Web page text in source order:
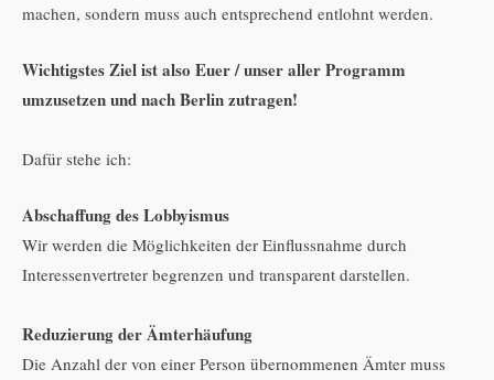
machen, sondern muss auch entsprechend entlohnt werden.
Wichtigstes Ziel ist also Euer / unser aller Programm
umzusetzen und nach Berlin zutragen!
Dafür stehe ich:
Abschaffung des Lobbyismus
Wir werden die Möglichkeiten der Einflussnahme durch
Interessenvertreter begrenzen und transparent darstellen.
Reduzierung der Ämterhäufung
Die Anzahl der von einer Person übernommenen Ämter muss